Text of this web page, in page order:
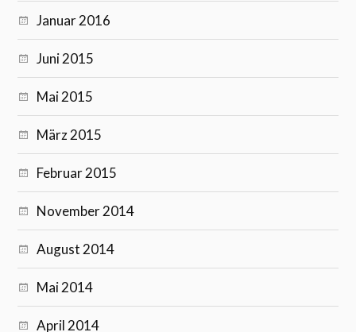
Januar 2016
Juni 2015
Mai 2015
März 2015
Februar 2015
November 2014
August 2014
Mai 2014
April 2014